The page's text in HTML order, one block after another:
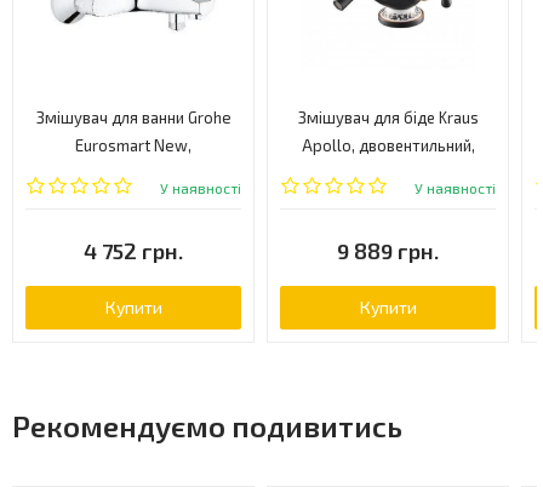
Змішувач для ванни Grohe
Eurosmart New,
одноважільний, хром
У наявності
4 752 грн.
Купити
Змішувач для біде Kraus
Apollo, двовентильний,
шоколад (KEF-16023ORB)
У наявності
9 889 грн.
Купити
Рекомендуємо подивитись